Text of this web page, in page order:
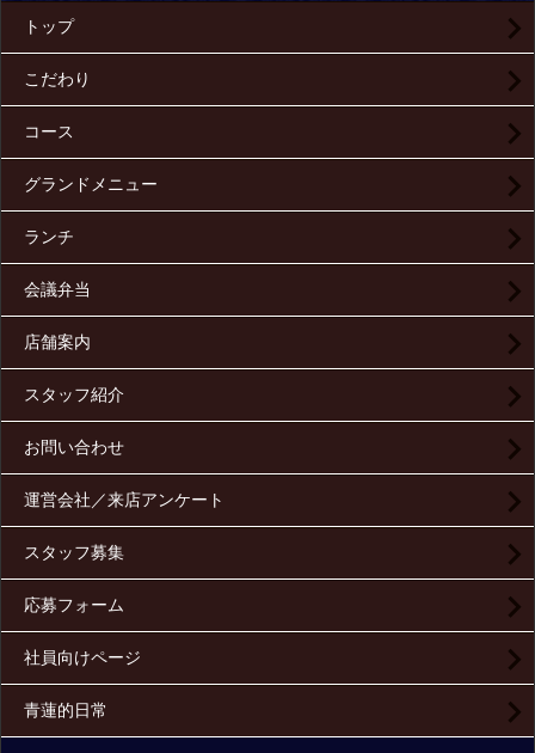
トップ
こだわり
コース
グランドメニュー
ランチ
会議弁当
店舗案内
スタッフ紹介
お問い合わせ
運営会社／来店アンケート
スタッフ募集
応募フォーム
社員向けページ
青蓮的日常